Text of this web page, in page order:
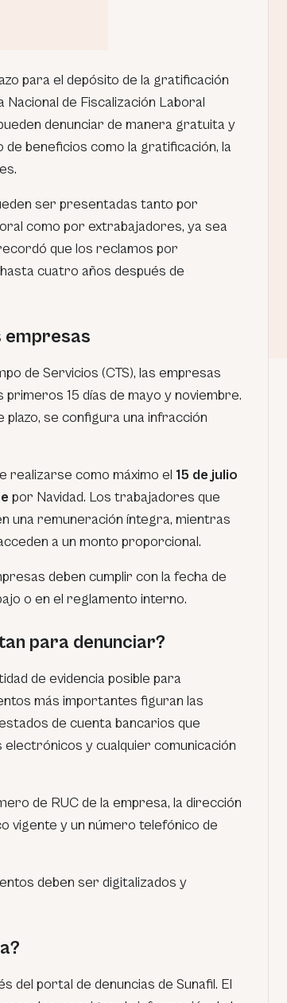
para el depósito de la gratificación
de Fiscalización Laboral
denunciar de manera gratuita y
de beneficios como la gratificación, la
ser presentadas tanto por
como por extrabajadores, ya sea
que los reclamos por
cuatro años después de
empresas
de Servicios (CTS), las empresas
15 días de mayo y noviembre.
se configura una infracción
realizarse como máximo el 15 de julio
por Navidad. Los trabajadores que
una remuneración íntegra, mientras
a un monto proporcional.
deben cumplir con la fecha de
o en el reglamento interno.
para denunciar?
de evidencia posible para
más importantes figuran las
de cuenta bancarios que
y cualquier comunicación
de RUC de la empresa, la dirección
vigente y un número telefónico de
deben ser digitalizados y
del portal de denuncias de Sunafil. El